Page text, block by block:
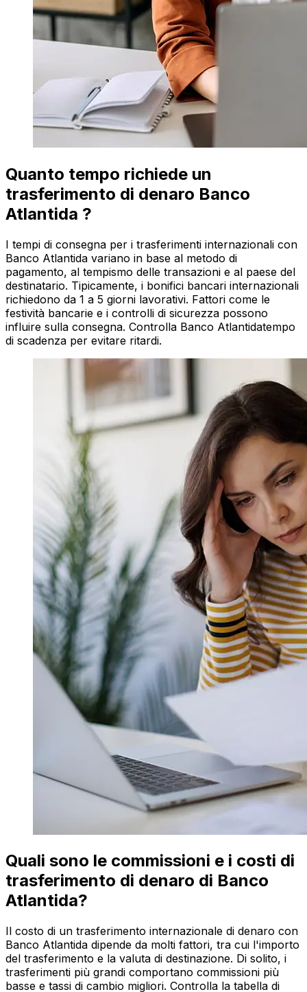
Quanto tempo richiede un
trasferimento di denaro Banco
Atlantida ?
I tempi di consegna per i trasferimenti internazionali con
Banco Atlantida variano in base al metodo di
pagamento, al tempismo delle transazioni e al paese del
destinatario. Tipicamente, i bonifici bancari internazionali
richiedono da 1 a 5 giorni lavorativi. Fattori come le
festività bancarie e i controlli di sicurezza possono
influire sulla consegna. Controlla Banco Atlantidatempo
di scadenza per evitare ritardi.
Quali sono le commissioni e i costi di
trasferimento di denaro di Banco
Atlantida?
Il costo di un trasferimento internazionale di denaro con
Banco Atlantida dipende da molti fattori, tra cui l'importo
del trasferimento e la valuta di destinazione. Di solito, i
trasferimenti più grandi comportano commissioni più
basse e tassi di cambio migliori. Controlla la tabella di